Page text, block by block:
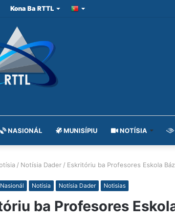
Kona Ba RTTL
NASIONÁL MUNISÍPIU NOTÍSIA
/ Notísia Dader / Eskritóriu ba Profesores Eskola
Nasionál Notísia Notísia Dader Notisias
ba Profesores